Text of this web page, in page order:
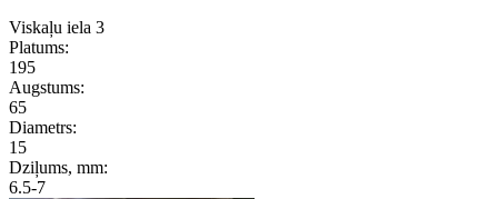
Viskaļu iela 3
Platums:
195
Augstums:
65
Diametrs:
15
Dziļums, mm:
6.5-7